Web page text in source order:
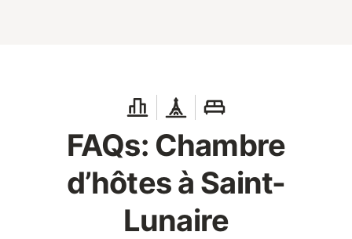
FAQs: Chambre
d’hôtes à Saint-
Lunaire